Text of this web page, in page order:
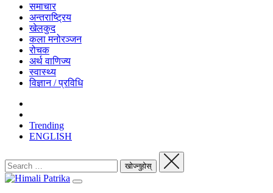
समाचार
अन्तराष्ट्रिय
खेलकुद
कला मनोरञ्जन
रोचक
अर्थ वाणिज्य
स्वास्थ्य
विज्ञान / प्रविधि
Trending
ENGLISH